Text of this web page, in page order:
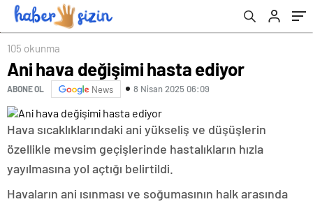
105 okunma
Ani hava değişimi hasta ediyor
ABONE OL News 8 Nisan 2025 06:09
Hava sıcaklıklarındaki ani yükseliş ve düşüşlerin
özellikle mevsim geçişlerinde hastalıkların hızla
yayılmasına yol açtığı belirtildi.
Havaların ani ısınması ve soğumasının halk arasında